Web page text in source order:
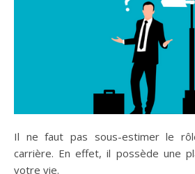
Il ne faut pas sous-estimer le
carrière. En effet, il possède une
votre vie.